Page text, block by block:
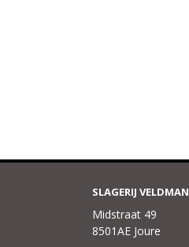
SLAGERIJ VELDMAN
Midstraat 49
8501AE Joure